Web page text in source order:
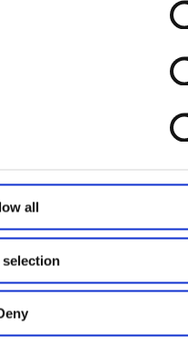
all
både i Lund, Stockholm
har startat ett nytt projekt
kartlägga och minska
konsumtion. Vi på InsightOne